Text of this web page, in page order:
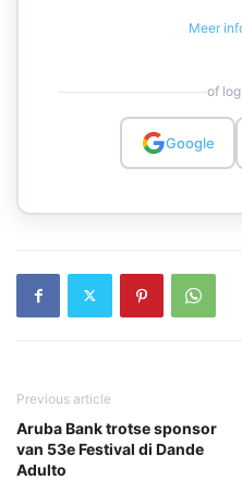
Meer
of
Google
Previous article
Aruba Bank trotse sponsor
van 53e Festival di Dande
Adulto